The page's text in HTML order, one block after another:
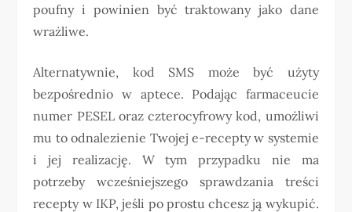
poufny i powinien być traktowany jako dane
wrażliwe.
Alternatywnie, kod SMS może być użyty
bezpośrednio w aptece. Podając farmaceucie
numer PESEL oraz czterocyfrowy kod, umożliwi
mu to odnalezienie Twojej e-recepty w systemie
i jej realizację. W tym przypadku nie ma
potrzeby wcześniejszego sprawdzania treści
recepty w IKP, jeśli po prostu chcesz ją wykupić.